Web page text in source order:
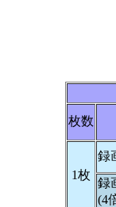
枚数
1枚
録
録
(4